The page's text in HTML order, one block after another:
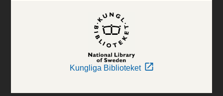
Kungliga Biblioteket